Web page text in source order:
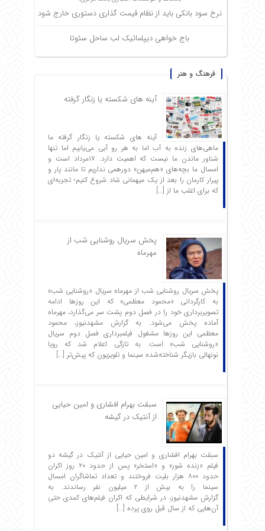
نرخ سود بانکی باید از نظام قیمت گذاری دستوری خارج شود
باج خواهی دیپلماتیک لب ساحل سئوتا
فرهنگ و هنر
آینه های شکسته یا زنگار گرفته
آینه های شکسته یا زنگار گرفته ما
ماهی‌های زنده به آب اما به هر رو آبی می‌یابیم اما تنها
شناور ماندن ما نیست که اهمیت دارد. ۱۷مرداد است و
امسال ما بچه‌های «هم‌میهن» دورهمی نداریم تا مانند پار و
پیرار کارمان را بعد از یک میهمانی شاد شروع ‌کنیم؛ تجربه‌ای
که برای اغلب ما از […]
پخش سریال روشنایی شب از
مهرماه
پخش سریال روشنایی شب از مهرماه سریال «روشنایی شب»
به کارگردانی «محمود معظمی» که این روزها ادامه
تصویربرداری خود را در فصل دوم پشت سر می‌گذارد، مهرماه
آماده پخش می‌شود. به گزارش مشهدنیوز، محمود
معظمی این روزها مشغول فیلمبرداری فصل دوم سریال
«روشنایی شب» است. به تازگی اعلام شد که رویا
نونهالی بازیگر شناخته‌شده سینما و تلویزیون که پیش‌تر […]
سبقت بهرام افشاری و امین حیایی
از آنتیک در گیشه
سبقت بهرام افشاری و امین حیایی از آنتیک در گیشه دو
فیلم «زنده شور» و «استخر» پس از حدود ۲۰ روز اکران
حدود ۸۰۰ هزار بلیت فروختند و تعداد تماشاگران امسال
سینما را به بیش از ۲ میلیون نفر رساندند. به
گزارش مشهدنیوز، در شرایطی که اکران فیلم‌های کمدی حتی
آن‌هایی که از سال قبل روی پرده […]